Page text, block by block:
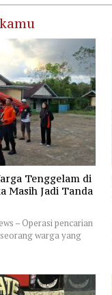
Tenggelam di
Masih Jadi Tanda
– Operasi pencarian
warga yang